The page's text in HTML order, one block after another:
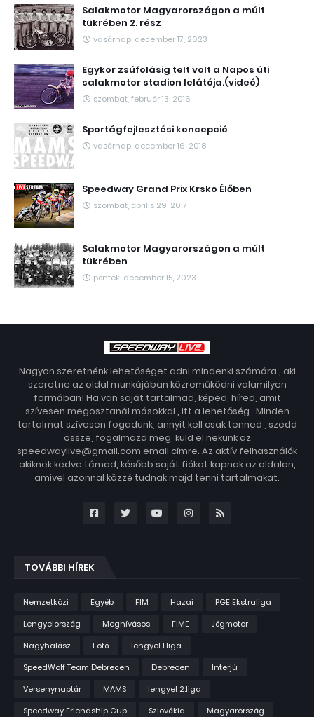
Salakmotor Magyarországon a múlt
tükrében 2. rész
vasárnap, december 17, 2023
Egykor zsúfolásig telt volt a Napos úti
salakmotor stadion lelátója.(videó)
szombat, február 13, 2016
Sportágfejlesztési koncepció
vasárnap, december 16, 2018
Speedway Grand Prix Krsko Élőben
szombat, április 29, 2017
Salakmotor Magyarországon a múlt
tükrében
péntek, december 15, 2023
Nagyon szeretnénk lehetőséget adni mindenki számára , aki
szeretne az oldal munkájában közreműködni valamilyen
formában! Ha van saját tartalmad, képed, híred, amit
szívesen megosztanál másokkal , itt a lehetőség . Minden
tartalmat szívesen fogadunk, annyit kell csak tenned , szedd
össze, fogalmazd meg, küld el nekünk az
speedwaylive@gmail.com email címre. Az aktív felhasználók
akiknek kedve támad, később saját fiókot kapnak az oldalon,
amivel azonnal közzé tudnak majd tenni tartalmakat.
TOVÁBBI HÍREK
Nemzetközi Egyéb FIM Hazai
PGE Ekstraliga
Lengyelország
Meghívásos FIME
Jégmotor
Nagyhalász
Fotó
lengyel 1.liga
SpeedWolf Team Debrecen
Debrecen
Interjú
Versenynaptár
MAMS
lengyel 2.liga
Speedway Friendship Cup
Szlovákia
Magyarország